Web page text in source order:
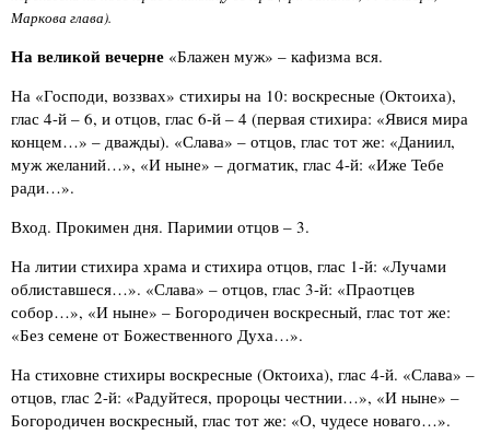
Маркова глава).
На великой вечерне «Блажен муж» – кафизма вся.
На «Господи, воззвах» стихиры на 10: воскресные (Октоиха),
глас 4-й – 6, и отцов, глас 6-й – 4 (первая стихира: «Явися мира
концем…» – дважды). «Слава» – отцов, глас тот же: «Даниил,
муж желаний…», «И ныне» – догматик, глас 4-й: «Иже Тебе
ради…».
Вход. Прокимен дня. Паримии отцов – 3.
На литии стихира храма и стихира отцов, глас 1-й: «Лучами
облиставшеся…». «Слава» – отцов, глас 3-й: «Праотцев
собор…», «И ныне» – Богородичен воскресный, глас тот же:
«Без семене от Божественного Духа…».
На стиховне стихиры воскресные (Октоиха), глас 4-й. «Слава» –
отцов, глас 2-й: «Радуйтеся, пророцы честнии…», «И ныне» –
Богородичен воскресный, глас тот же: «О, чудесе новаго…».